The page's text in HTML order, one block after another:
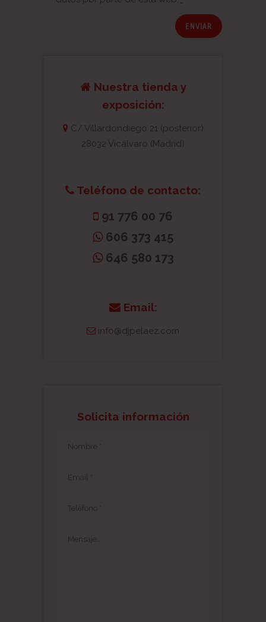
Nuestra tienda y
exposición:
C/ Villardondiego 21 (posterior)
28032 Vicálvaro (Madrid)
Teléfono de contacto:
91 776 00 76
606 373 415
646 580 173
Email:
info@djpelaez.com
Solicita información